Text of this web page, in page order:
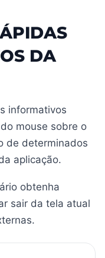
DA
informativos
mouse sobre o
de determinados
aplicação.
obtenha
sair da tela atual